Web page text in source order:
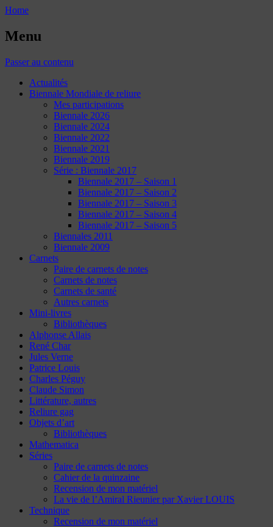
Home
Menu
Passer au contenu
Actualités
Biennale Mondiale de reliure
Mes participations
Biennale 2026
Biennale 2024
Biennale 2022
Biennale 2021
Biennale 2019
Série : Biennale 2017
Biennale 2017 – Saison 1
Biennale 2017 – Saison 2
Biennale 2017 – Saison 3
Biennale 2017 – Saison 4
Biennale 2017 – Saison 5
Biennales 2011
Biennale 2009
Carnets
Paire de carnets de notes
Carnets de notes
Carnets de santé
Autres carnets
Mini-livres
Bibliothèques
Alphonse Allais
René Char
Jules Verne
Patrice Louis
Charles Péguy
Claude Simon
Littérature, autres
Reliure gag
Objets d’art
Bibliothèques
Mathematica
Séries
Paire de carnets de notes
Cahier de la quinzaine
Recension de mon matériel
La vie de l’Amiral Rieunier par Xavier LOUIS
Technique
Recension de mon matériel